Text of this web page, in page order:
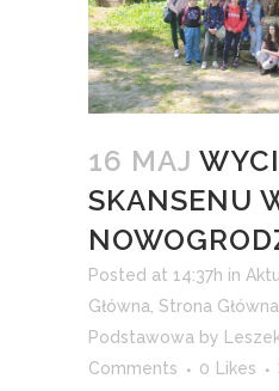
16 MAJ
SKANSENU
Posted at 14:37h in
Główna, Strona Główna
Podstawowa by
Comments
0 Likes